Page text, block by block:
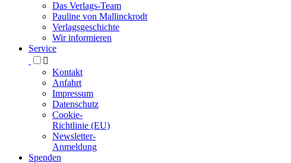
Das Verlags-Team
Pauline von Mallinckrodt
Verlagsgeschichte
Wir informieren
Service

Kontakt
Anfahrt
Impressum
Datenschutz
Cookie-
Richtlinie (EU)
Newsletter-
Anmeldung
Spenden